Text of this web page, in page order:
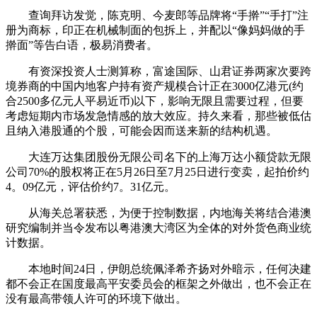
查询拜访发觉，陈克明、今麦郎等品牌将“手擀”“手打”注
册为商标，印正在机械制面的包拆上，并配以“像妈妈做的手
擀面”等告白语，极易消费者。
有资深投资人士测算称，富途国际、山君证券两家次要跨
境券商的中国内地客户持有资产规模合计正在3000亿港元(约
合2500多亿元人平易近币)以下，影响无限且需要过程，但要
考虑短期内市场发急情感的放大效应。持久来看，那些被低估
且纳入港股通的个股，可能会因而送来新的结构机遇。
大连万达集团股份无限公司名下的上海万达小额贷款无限
公司70%的股权将正在5月26日至7月25日进行变卖，起拍价约
4。09亿元，评估价约7。31亿元。
从海关总署获悉，为便于控制数据，内地海关将结合港澳
研究编制并当令发布以粤港澳大湾区为全体的对外货色商业统
计数据。
本地时间24日，伊朗总统佩泽希齐扬对外暗示，任何决建
都不会正在国度最高平安委员会的框架之外做出，也不会正在
没有最高带领人许可的环境下做出。